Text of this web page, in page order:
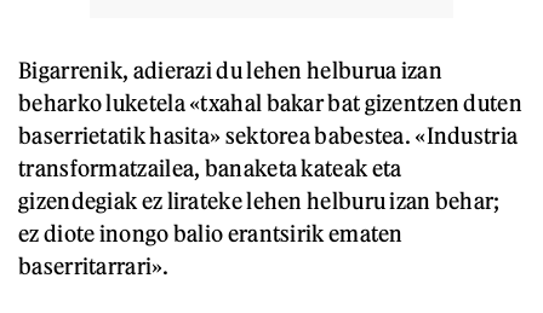
Bigarrenik, adierazi du lehen helburua izan
beharko luketela «txahal bakar bat gizentzen duten
baserrietatik hasita» sektorea babestea. «Industria
transformatzailea, banaketa kateak eta
gizendegiak ez lirateke lehen helburu izan behar;
ez diote inongo balio erantsirik ematen
baserritarrari».